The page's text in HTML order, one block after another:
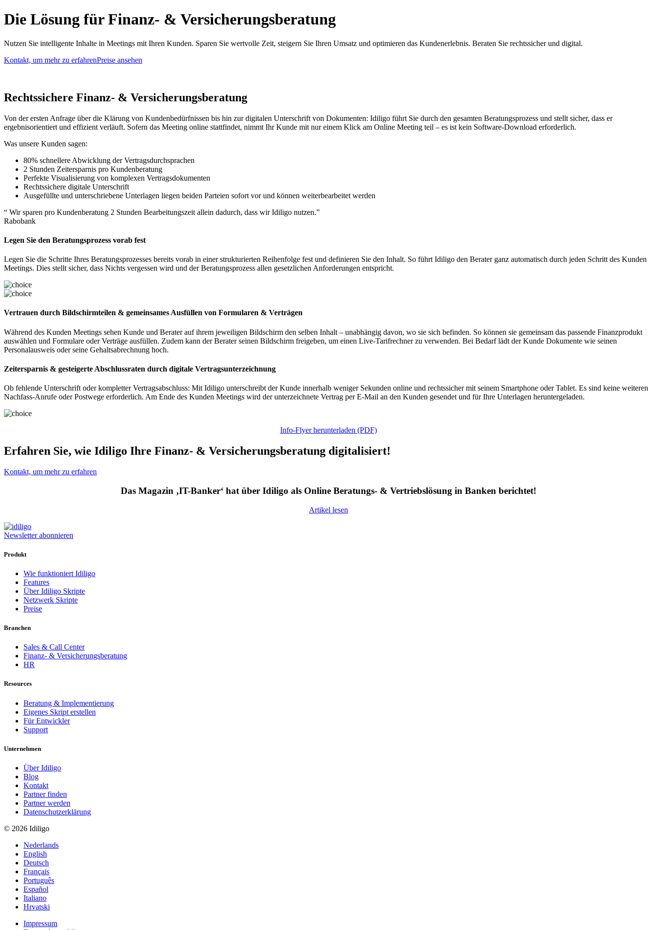
Die Lösung für Finanz- & Versicherungsberatung
Nutzen Sie intelligente Inhalte in Meetings mit Ihren Kunden. Sparen Sie wertvolle Zeit, steigern Sie Ihren Umsatz und optimieren das Kundenerlebnis. Beraten Sie rechtssicher und digital.
Kontakt, um mehr zu erfahrenPreise ansehen
Rechtssichere Finanz- & Versicherungsberatung
Von der ersten Anfrage über die Klärung von Kundenbedürfnissen bis hin zur digitalen Unterschrift von Dokumenten: Idiligo führt Sie durch den gesamten Beratungsprozess und stellt sicher, dass er
ergebnisorientiert und effizient verläuft. Sofern das Meeting online stattfindet, nimmt Ihr Kunde mit nur einem Klick am Online Meeting teil – es ist kein Software-Download erforderlich.
Was unsere Kunden sagen:
80% schnellere Abwicklung der Vertragsdurchsprachen
2 Stunden Zeitersparnis pro Kundenberatung
Perfekte Visualisierung von komplexen Vertragsdokumenten
Rechtssichere digitale Unterschrift
Ausgefüllte und unterschriebene Unterlagen liegen beiden Parteien sofort vor und können weiterbearbeitet werden
“ Wir sparen pro Kundenberatung 2 Stunden Bearbeitungszeit allein dadurch, dass wir Idiligo nutzen.”
Rabobank
Legen Sie den Beratungsprozess vorab fest
Legen Sie die Schritte Ihres Beratungsprozesses bereits vorab in einer strukturierten Reihenfolge fest und definieren Sie den Inhalt. So führt Idiligo den Berater ganz automatisch durch jeden Schritt des Kunden
Meetings. Dies stellt sicher, dass Nichts vergessen wird und der Beratungsprozess allen gesetzlichen Anforderungen entspricht.
Vertrauen durch Bildschirmteilen & gemeinsames Ausfüllen von Formularen & Verträgen
Während des Kunden Meetings sehen Kunde und Berater auf ihrem jeweiligen Bildschirm den selben Inhalt – unabhängig davon, wo sie sich befinden. So können sie gemeinsam das passende Finanzprodukt
auswählen und Formulare oder Verträge ausfüllen. Zudem kann der Berater seinen Bildschirm freigeben, um einen Live-Tarifrechner zu verwenden. Bei Bedarf lädt der Kunde Dokumente wie seinen
Personalausweis oder seine Gehaltsabrechnung hoch.
Zeitersparnis & gesteigerte Abschlussraten durch digitale Vertragsunterzeichnung
Ob fehlende Unterschrift oder kompletter Vertragsabschluss: Mit Idiligo unterschreibt der Kunde innerhalb weniger Sekunden online und rechtssicher mit seinem Smartphone oder Tablet. Es sind keine weiteren
Nachfass-Anrufe oder Postwege erforderlich. Am Ende des Kunden Meetings wird der unterzeichnete Vertrag per E-Mail an den Kunden gesendet und für Ihre Unterlagen heruntergeladen.
Info-Flyer herunterladen (PDF)
Erfahren Sie, wie Idiligo Ihre Finanz- & Versicherungsberatung digitalisiert!
Kontakt, um mehr zu erfahren
Das Magazin ‚IT-Banker‘ hat über Idiligo als Online Beratungs- & Vertriebslösung in Banken berichtet!
Artikel lesen
Newsletter abonnieren
Produkt
Wie funktioniert Idiligo
Features
Über Idiligo Skripte
Netzwerk Skripte
Preise
Branchen
Sales & Call Center
Finanz- & Versicherungsberatung
HR
Resources
Beratung & Implementierung
Eigenes Skript erstellen
Für Entwickler
Support
Unternehmen
Über Idiligo
Blog
Kontakt
Partner finden
Partner werden
Datenschutzerklärung
© 2026 Idiligo
Nederlands
English
Deutsch
Français
Português
Español
Italiano
Hrvatski
Impressum